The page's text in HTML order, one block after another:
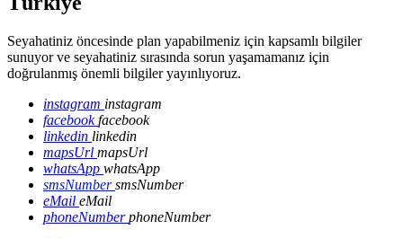
Seyahatiniz öncesinde plan yapabilmeniz için kapsamlı bilgiler
sunuyor ve seyahatiniz sırasında sorun yaşamamanız için
doğrulanmış önemli bilgiler yayınlıyoruz.
instagram instagram
facebookfacebook
linkedin linkedin
mapsUrl mapsUrl
whatsApp whatsApp
smsNumbersmsNumber
eMail eMail
phoneNumberphoneNumber